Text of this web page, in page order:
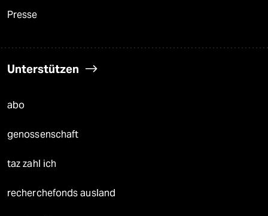
Presse
Unterstützen
abo
genossenschaft
taz zahl ich
recherchefonds ausland